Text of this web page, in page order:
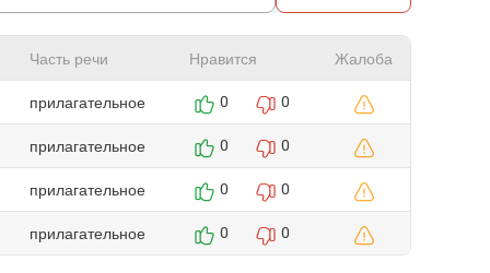
Часть речи Нравится
Жалоба
прилагательное
0 0
прилагательное 0 0
прилагательное 0 0
прилагательное 0 0